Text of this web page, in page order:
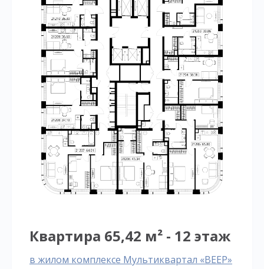
Квартира 65,42 м² - 12 этаж
в жилом комплексе Мультиквартал «ВЕЕР»